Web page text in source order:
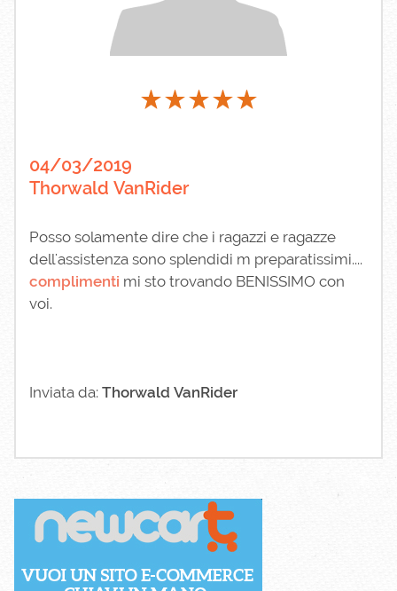
04/03/2019
Thorwald VanRider
Posso solamente dire che i ragazzi e ragazze
dell'assistenza sono splendidi m preparatissimi....
complimenti mi sto trovando BENISSIMO con
voi.
Inviata da: Thorwald VanRider